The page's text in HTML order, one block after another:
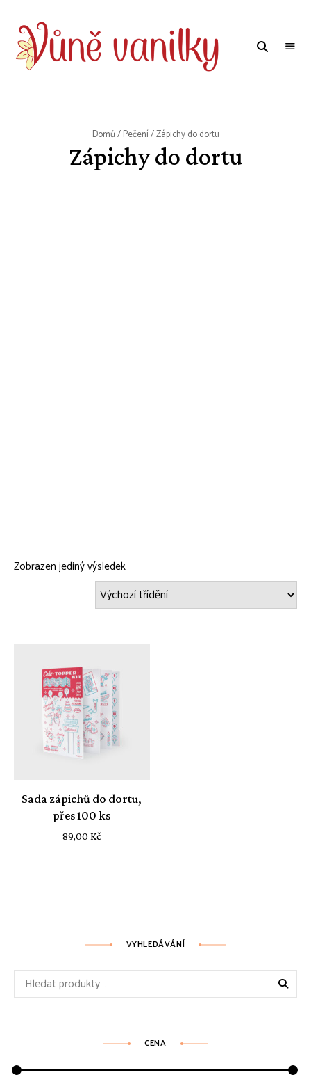
Domů/Pečení/ Zápichy do dortu
Zápichy do dortu
Zobrazen jediný výsledek
Sada zápichů do dortu,
přes 100 ks
89,00 Kč
VYHLEDÁVÁNÍ
Hledat:
CENA